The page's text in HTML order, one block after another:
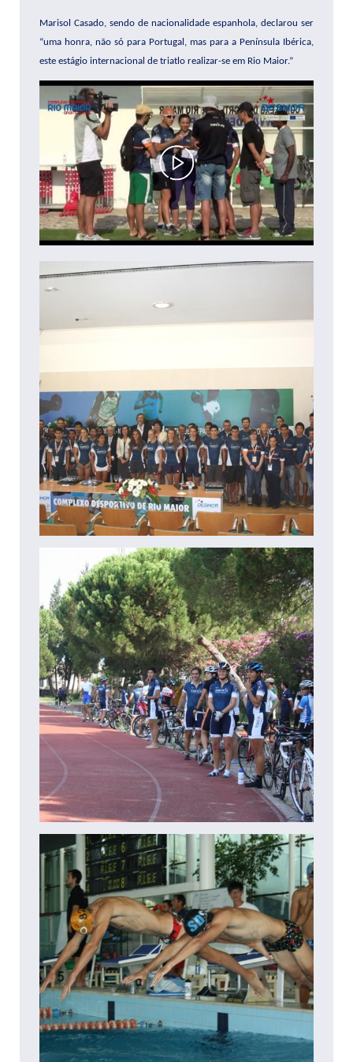
Marisol Casado, sendo de nacionalidade espanhola, declarou ser
“uma honra, não só para Portugal, mas para a Península Ibérica,
este estágio internacional de triatlo realizar-se em Rio Maior.”